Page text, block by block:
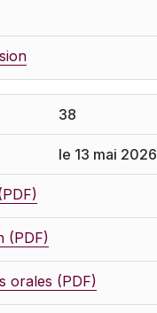
38
le 13 mai 2026
(PDF)
orales (PDF)